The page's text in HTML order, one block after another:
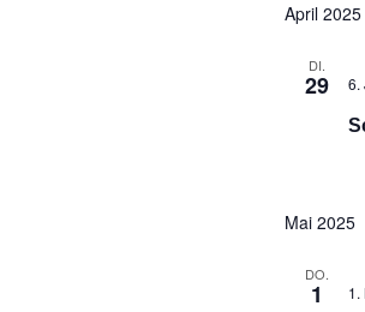
wählen.
April 2025
DI.
29 6.
Mai 2025
DO.
1 1.